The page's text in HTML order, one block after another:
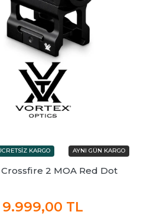
2 MOA Red Dot
9.999,00 TL